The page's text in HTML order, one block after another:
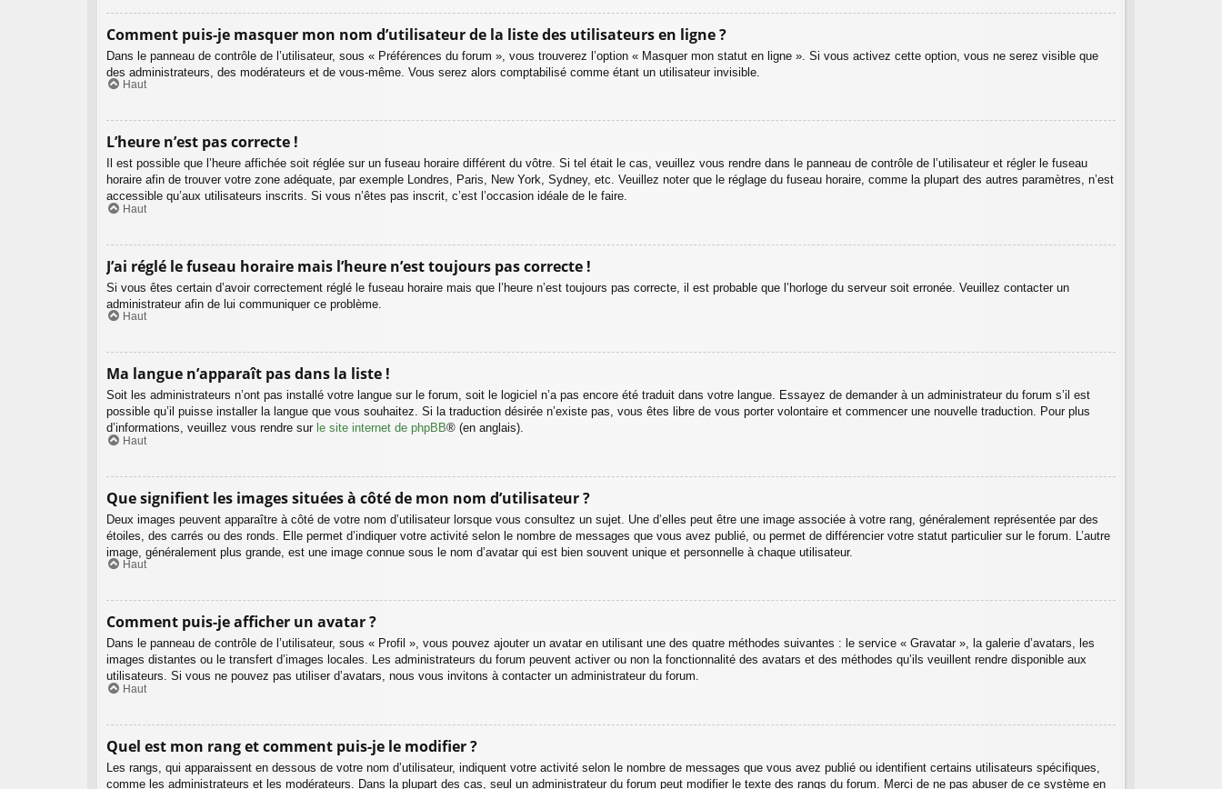
Comment puis-je masquer mon nom d’utilisateur de la liste des utilisateurs en ligne ?
Dans le panneau de contrôle de l’utilisateur, sous « Préférences du forum », vous trouverez l’option « Masquer mon statut en ligne ». Si vous activez cette option, vous ne serez visible que
des administrateurs, des modérateurs et de vous-même. Vous serez alors comptabilisé comme étant un utilisateur invisible.
Haut
L’heure n’est pas correcte !
Il est possible que l’heure affichée soit réglée sur un fuseau horaire différent du vôtre. Si tel était le cas, veuillez vous rendre dans le panneau de contrôle de l’utilisateur et régler le fuseau
horaire afin de trouver votre zone adéquate, par exemple Londres, Paris, New York, Sydney, etc. Veuillez noter que le réglage du fuseau horaire, comme la plupart des autres paramètres, n’est
accessible qu’aux utilisateurs inscrits. Si vous n’êtes pas inscrit, c’est l’occasion idéale de le faire.
Haut
J’ai réglé le fuseau horaire mais l’heure n’est toujours pas correcte !
Si vous êtes certain d’avoir correctement réglé le fuseau horaire mais que l’heure n’est toujours pas correcte, il est probable que l’horloge du serveur soit erronée. Veuillez contacter un
administrateur afin de lui communiquer ce problème.
Haut
Ma langue n’apparaît pas dans la liste !
Soit les administrateurs n’ont pas installé votre langue sur le forum, soit le logiciel n’a pas encore été traduit dans votre langue. Essayez de demander à un administrateur du forum s’il est
possible qu’il puisse installer la langue que vous souhaitez. Si la traduction désirée n’existe pas, vous êtes libre de vous porter volontaire et commencer une nouvelle traduction. Pour plus
d’informations, veuillez vous rendre sur le site internet de phpBB® (en anglais).
Haut
Que signifient les images situées à côté de mon nom d’utilisateur ?
Deux images peuvent apparaître à côté de votre nom d’utilisateur lorsque vous consultez un sujet. Une d’elles peut être une image associée à votre rang, généralement représentée par des
étoiles, des carrés ou des ronds. Elle permet d’indiquer votre activité selon le nombre de messages que vous avez publié, ou permet de différencier votre statut particulier sur le forum. L’autre
image, généralement plus grande, est une image connue sous le nom d’avatar qui est bien souvent unique et personnelle à chaque utilisateur.
Haut
Comment puis-je afficher un avatar ?
Dans le panneau de contrôle de l’utilisateur, sous « Profil », vous pouvez ajouter un avatar en utilisant une des quatre méthodes suivantes : le service « Gravatar », la galerie d’avatars, les
images distantes ou le transfert d’images locales. Les administrateurs du forum peuvent activer ou non la fonctionnalité des avatars et des méthodes qu’ils veuillent rendre disponible aux
utilisateurs. Si vous ne pouvez pas utiliser d’avatars, nous vous invitons à contacter un administrateur du forum.
Haut
Quel est mon rang et comment puis-je le modifier ?
Les rangs, qui apparaissent en dessous de votre nom d’utilisateur, indiquent votre activité selon le nombre de messages que vous avez publié ou identifient certains utilisateurs spécifiques,
comme les administrateurs et les modérateurs. Dans la plupart des cas, seul un administrateur du forum peut modifier le texte des rangs du forum. Merci de ne pas abuser de ce système en